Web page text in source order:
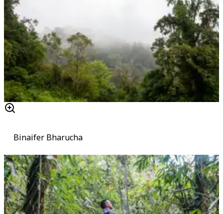
Binaifer Bharucha